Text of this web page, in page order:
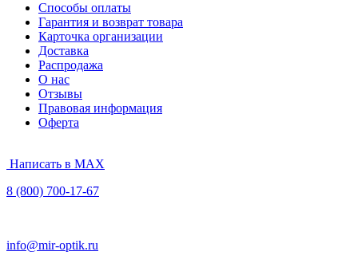
Способы оплаты
Гарантия и возврат товара
Карточка организации
Доставка
Распродажа
О нас
Отзывы
Правовая информация
Оферта
Написать в MAX
8 (800) 700-17-67
info@mir-optik.ru